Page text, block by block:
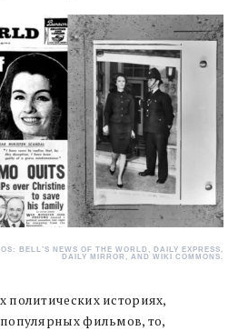
BELL’S NEWS OF THE WORLD, DAILY EXPRESS,
DAILY MIRROR, AND WIKI COMMONS.
политических историях,
фильмов, то,